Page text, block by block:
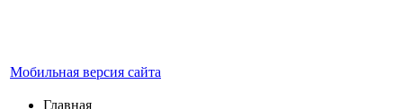
Мобильная версия сайта
Главная